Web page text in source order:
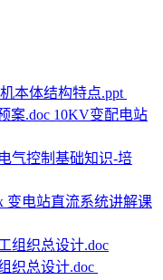
本体结构特点.ppt
10KV变配电站
电气控制基础知识-培
变电站直流系统讲解课
织总设计.doc